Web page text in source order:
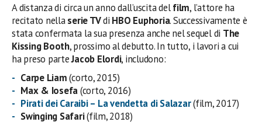
A distanza di circa un anno dall’uscita delfilm, l’attore ha
recitato nellaserie TVdi HBO Euphoria. Successivamente è
stata confermata la sua presenza anche nel sequel di The
Kissing Booth, prossimo al debutto. In tutto, i lavori a cui
ha preso parteJacob Elordi, includono:
Carpe Liam(corto, 2015)
Max & Iosefa(corto, 2016)
Pirati dei Caraibi – La vendetta di Salazar(film, 2017)
Swinging Safari(film, 2018)